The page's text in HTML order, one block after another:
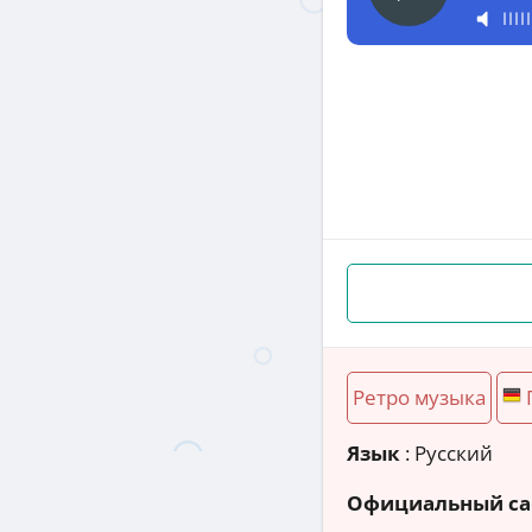
Ретро музыка
Язык : Русский
Официальный